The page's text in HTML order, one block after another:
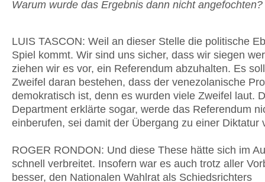
Warum wurde das Ergebnis dann nicht angefochten?
LUIS TASCON: Weil an dieser Stelle die politische
Spiel kommt. Wir sind uns sicher, dass wir siegen
ziehen wir es vor, ein Referendum abzuhalten. Es
Zweifel daran bestehen, dass der venezolanische
demokratisch ist, denn es wurden viele Zweifel laut.
Department erklärte sogar, werde das Referendum
einberufen, sei damit der Übergang zu einer Diktatur
ROGER RONDON: Und diese These hätte sich im
schnell verbreitet. Insofern war es auch trotz aller
besser, den Nationalen Wahlrat als Schiedsrichters